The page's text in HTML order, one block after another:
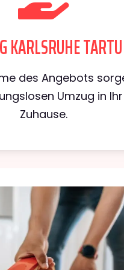
KARLSRUHE TARTU
des Angebots
Umzug in
Zuhause.